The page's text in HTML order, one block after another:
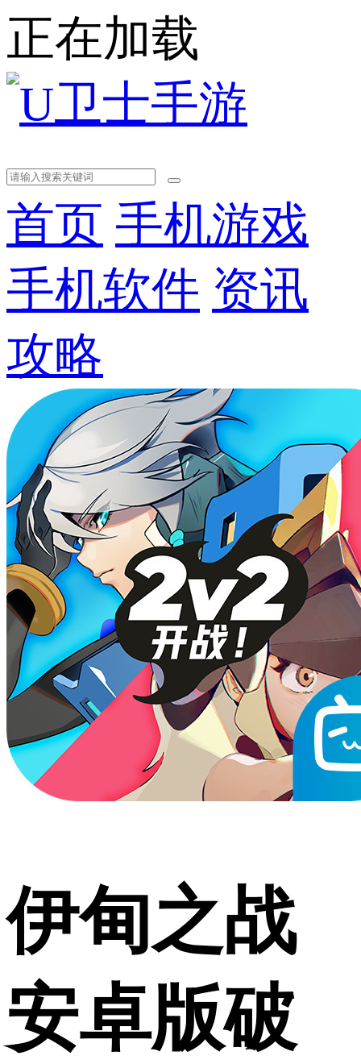
正在加载
首页 手机游戏
手机软件 资讯
攻略
伊甸之战
安卓版破